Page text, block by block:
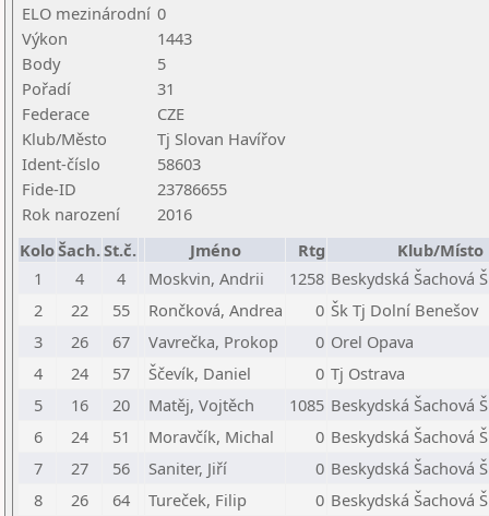
ELO mezinárodní 0
Výkon
1443
Body
5
Pořadí
31
Federace
CZE
Klub/Město
Tj Slovan Havířov
Ident-číslo
58603
Fide-ID
23786655
Rok narození
2016
KoloŠach.St.č. Jméno Rtg
Klub/Místo
1
4 4 Moskvin, Andrii 1258 Beskydská Šachová
2
22 55 Rončková, Andrea 0 Šk Tj Dolní Benešov
3
26 67 Vavrečka, Prokop 0 Orel Opava
4
24 57 Ščevík, Daniel 0 Tj Ostrava
5
16 20 Matěj, Vojtěch 1085 Beskydská Šachová
6
24 51 Moravčík, Michal 0 Beskydská Šachová
7
27 56 Saniter, Jiří 0 Beskydská Šachová
8
26 64 Tureček, Filip 0 Beskydská Šachová